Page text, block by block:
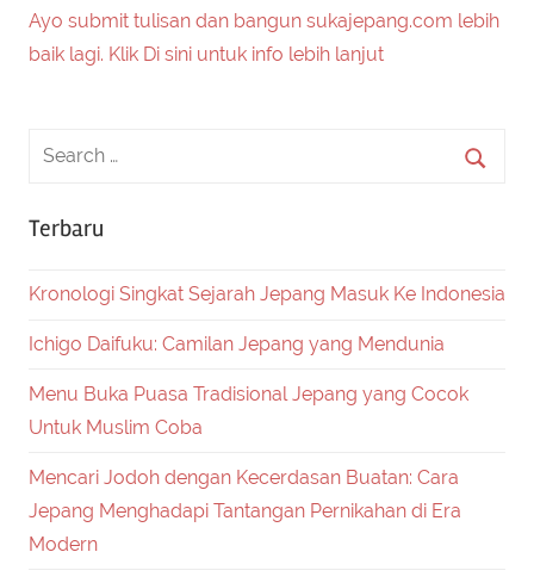
Ayo submit tulisan dan bangun sukajepang.com lebih
baik lagi. Klik Di sini untuk info lebih lanjut
Terbaru
Kronologi Singkat Sejarah Jepang Masuk Ke Indonesia
Ichigo Daifuku: Camilan Jepang yang Mendunia
Menu Buka Puasa Tradisional Jepang yang Cocok
Untuk Muslim Coba
Mencari Jodoh dengan Kecerdasan Buatan: Cara
Jepang Menghadapi Tantangan Pernikahan di Era
Modern